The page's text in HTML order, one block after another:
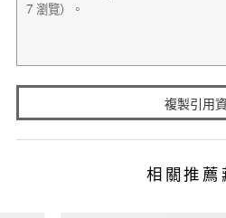
複製引用
相關推薦